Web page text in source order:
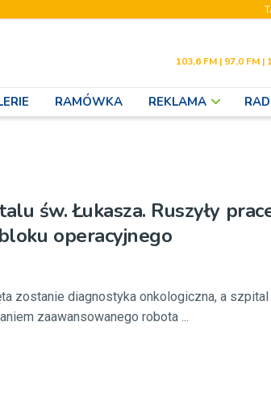
103,6 FM | 97,0 FM |
RAMÓWKA REKLAMA
św. Łukasza. Ruszyły
operacyjnego
zostanie diagnostyka onkologiczna, a
zaawansowanego robota ...